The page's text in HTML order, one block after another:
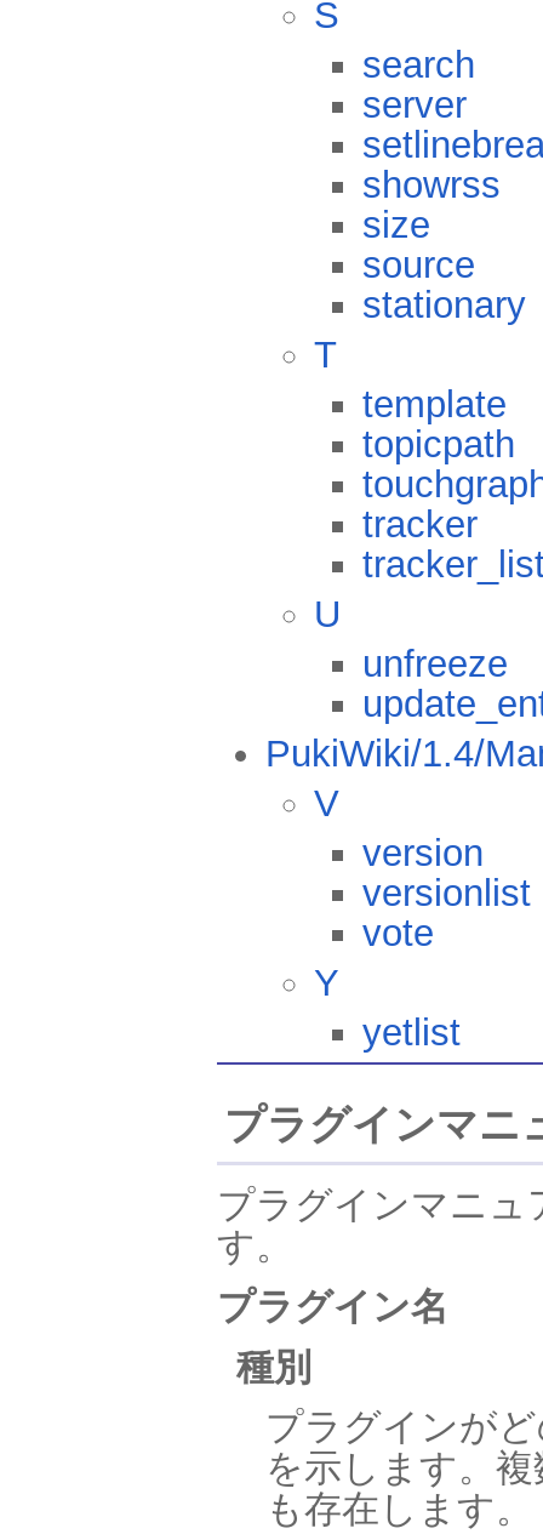
S
search
server
showrss
size
source
stationary
T
template
topicpath
tracker
U
unfreeze
PukiWiki/1.4/
V
version
versionlist
vote
Y
yetlist
プラグインマニ
プラグインマニュ
す。
プラグイン名
種別
プラグインが
を示します。
も存在します。